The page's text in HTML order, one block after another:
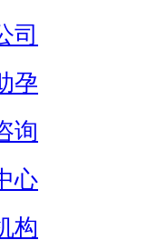
司
孕
询
心
构